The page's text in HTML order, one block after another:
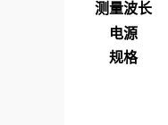
测量波长
电源
规格